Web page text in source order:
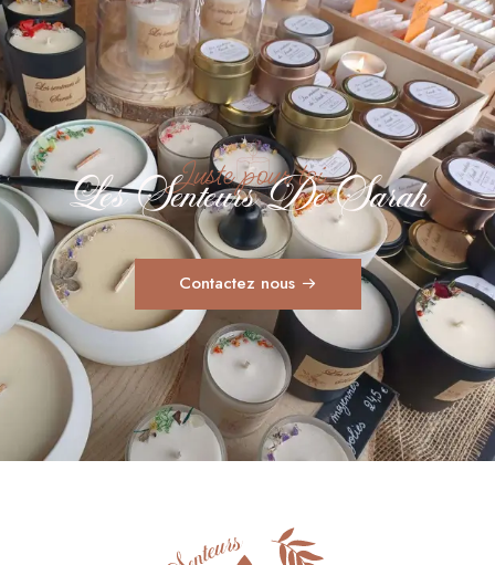
Juste pour toi
Les Senteurs De Sarah
Contactez nous